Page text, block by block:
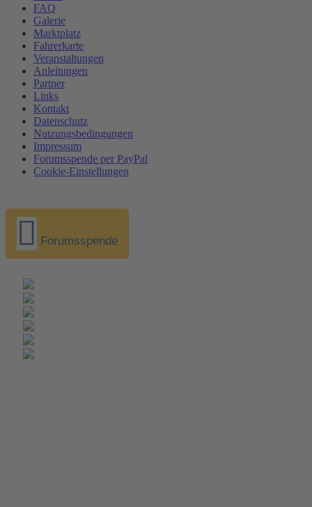
FAQ
Galerie
Marktplatz
Fahrerkarte
Veranstaltungen
Anleitungen
Partner
Links
Kontakt
Datenschutz
Nutzungsbedingungen
Impressum
Forumsspende per PayPal
Cookie-Einstellungen
Forumsspende